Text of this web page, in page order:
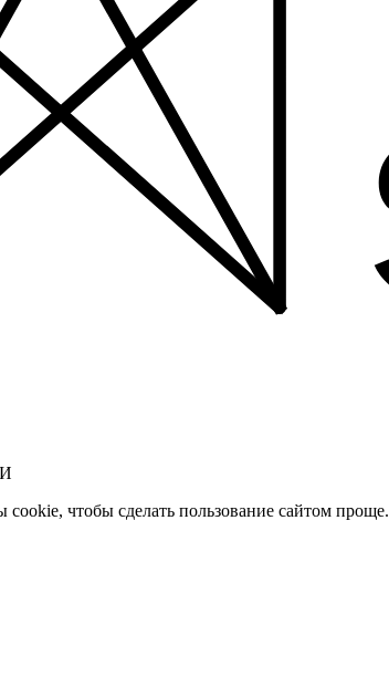
чтобы сделать пользование сайтом проще.